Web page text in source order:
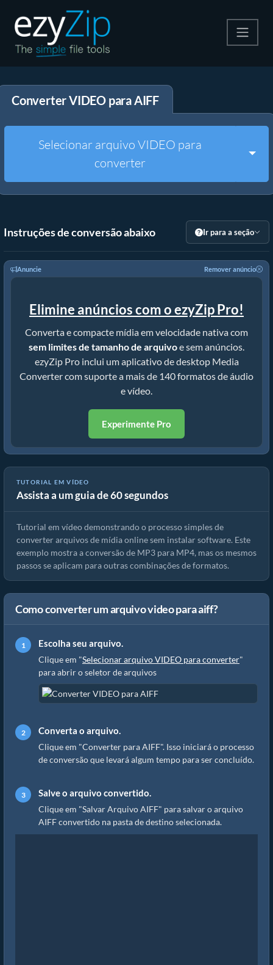
Descompactar
Converter VIDEO para AIFF
Selecionar arquivo VIDEO para
converter
Instruções de conversão abaixo Ir para a seção
Anuncie Remover anúncio
Elimine anúncios com o ezyZip Pro!
Converta e compacte mídia em velocidade nativa com
sem limites de tamanho de arquivoe sem anúncios.
ezyZip Pro inclui um aplicativo de desktop Media
Converter com suporte a mais de 140 formatos de áudio
e vídeo.
Experimente Pro
TUTORIAL EM VÍDEO
Assista a um guia de 60 segundos
Como converter arquivos de mídia
Tutorial em vídeo demonstrando o processo simples de
converter arquivos de mídia online sem instalar software. Este
exemplo mostra a conversão de MP3 para MP4, mas os mesmos
passos se aplicam para outras combinações de formatos.
Como converter um arquivo video para aiff?
Escolha seu arquivo.
Clique em "Selecionar arquivo VIDEO para converter"
para abrir o seletor de arquivos
Converta o arquivo.
Clique em "Converter para AIFF". Isso iniciará o processo
de conversão que levará algum tempo para ser concluído.
Salve o arquivo convertido.
Clique em "Salvar Arquivo AIFF" para salvar o arquivo
AIFF convertido na pasta de destino selecionada.